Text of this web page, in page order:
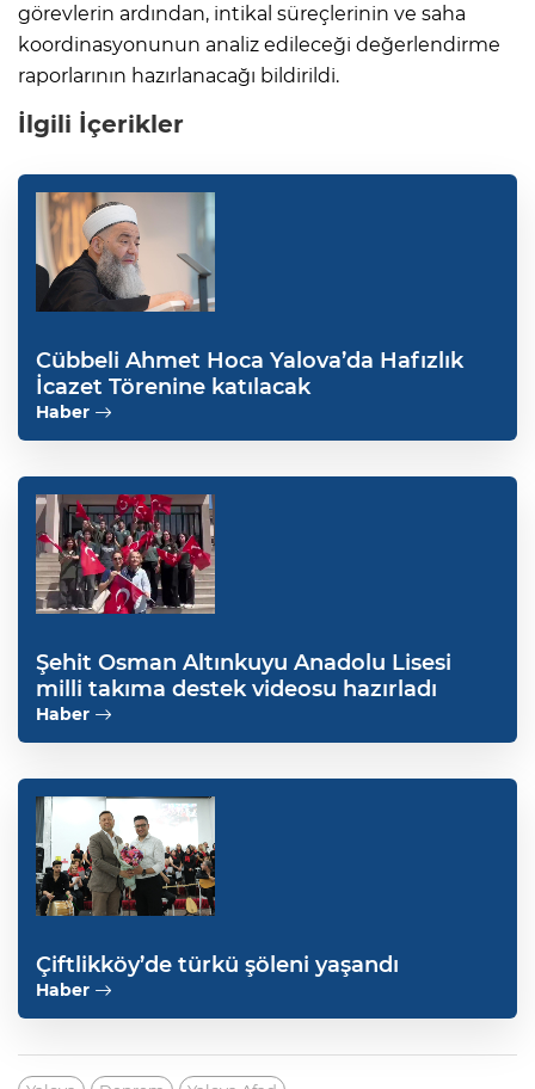
görevlerin ardından, intikal süreçlerinin ve saha
koordinasyonunun analiz edileceği değerlendirme
raporlarının hazırlanacağı bildirildi.
İlgili İçerikler
Cübbeli Ahmet Hoca Yalova’da Hafızlık
İcazet Törenine katılacak
Haber
Şehit Osman Altınkuyu Anadolu Lisesi
milli takıma destek videosu hazırladı
Haber
Çiftlikköy’de türkü şöleni yaşandı
Haber